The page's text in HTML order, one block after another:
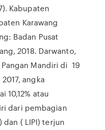
Kabupaten
Karawang
Badan Pusat
2018. Darwanto,
Mandiri di 19
angka
10,12% atau
dari pembagian
dan ( LIPI) terjun